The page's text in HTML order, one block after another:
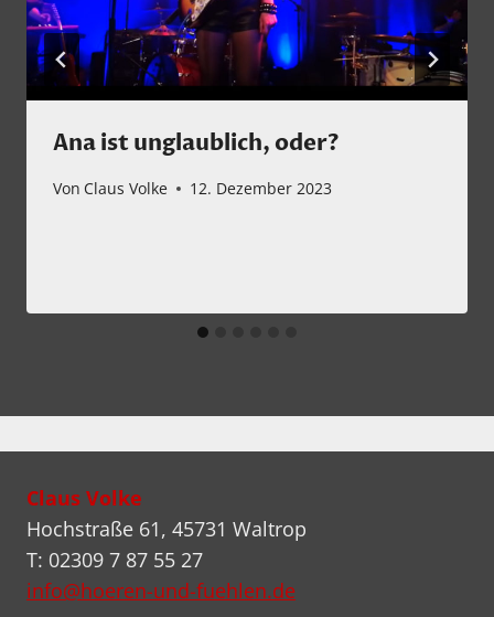
Ana ist unglaublich, oder?
Von Claus Volke 12. Dezember 2023
Claus Volke
Hochstraße 61, 45731 Waltrop
T: 02309 7 87 55 27
info@hoeren-und-fuehlen.de